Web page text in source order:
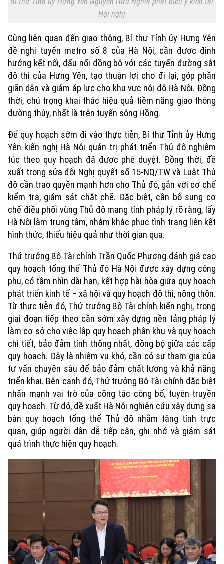
Chuyên mục
Hà Nội
Chính trị
Xã hội
An ninh trật tự
Công nghệ
Hà Nội
Nhịp sống Hà Nội
Người Hà Nội
Ẩm thực
Thế giới
Tin tức
Quân sự
Hồ sơ
Người Việt 4 phương
Kinh tế
Tin tức
Cafe sáng
Tài chính Ngân hàng
Doanh nghiệp
Nhà đất
Tin tức
Đầu tư
Căn hộ
Đất đai
Kinh nghiệm
Tàu và Xe
Ô tô
Xe máy
Thị trường
Đánh giá
Giáo dục
Tin tức
Hướng nghiệp
Văn hóa
Tin tức
Làng nghề
Di tích
Sức khỏe
Y tế
Dinh dưỡng
Tư vấn sức khỏe
Thể thao
Bóng đá
Quần vợt
Golf
Giải trí
Tin tức
Sao
Điện ảnh
Thời trang
Âm nhạc
Đã phát sóng
Hội nghị
Cũng liên quan đến giao thông, Bí thư Tỉnh ủy Hưng Yên
đề nghị tuyến metro số 8 của Hà Nội, cần được định
hướng kết nối, đấu nối đồng bộ với các tuyến đường sắt
đô thị của Hưng Yên, tạo thuận lợi cho đi lại, góp phần
giãn dân và giảm áp lực cho khu vực nội đô Hà Nội. Đồng
thời, chú trọng khai thác hiệu quả tiềm năng giao thông
đường thủy, nhất là trên tuyến sông Hồng.
Để quy hoạch sớm đi vào thực tiễn, Bí thư Tỉnh ủy Hưng
Yên kiến nghị Hà Nội quản trị phát triển Thủ đô nghiêm
túc theo quy hoạch đã được phê duyệt. Đồng thời, đề
xuất trong sửa đổi Nghị quyết số 15-NQ/TW và Luật Thủ
đô cần trao quyền mạnh hơn cho Thủ đô, gắn với cơ chế
kiểm tra, giám sát chặt chẽ. Đặc biệt, cần bổ sung cơ
chế điều phối vùng Thủ đô mang tính pháp lý rõ ràng, lấy
Hà Nội làm trung tâm, nhằm khắc phục tình trạng liên kết
hình thức, thiếu hiệu quả như thời gian qua.
Thứ trưởng Bộ Tài chính Trần Quốc Phương đánh giá cao
quy hoạch tổng thể Thủ đô Hà Nội được xây dựng công
phu, có tầm nhìn dài hạn, kết hợp hài hòa giữa quy hoạch
phát triển kinh tế – xã hội và quy hoạch đô thị, nông thôn.
Từ thực tiễn đó, Thứ trưởng Bộ Tài chính kiến nghị, trong
giai đoạn tiếp theo cần sớm xây dựng nền tảng pháp lý
làm cơ sở cho việc lập quy hoạch phân khu và quy hoạch
chi tiết, bảo đảm tính thống nhất, đồng bộ giữa các cấp
quy hoạch. Đây là nhiệm vụ khó, cần có sự tham gia của
tư vấn chuyên sâu để bảo đảm chất lượng và khả năng
triển khai. Bên cạnh đó, Thứ trưởng Bộ Tài chính đặc biệt
nhấn mạnh vai trò của công tác công bố, tuyên truyền
quy hoạch. Từ đó, đề xuất Hà Nội nghiên cứu xây dựng sa
bàn quy hoạch tổng thể Thủ đô nhằm tăng tính trực
quan, giúp người dân dễ tiếp cận, ghi nhớ và giám sát
quá trình thực hiện quy hoạch.